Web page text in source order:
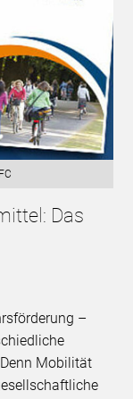
Das
–
Mobilität